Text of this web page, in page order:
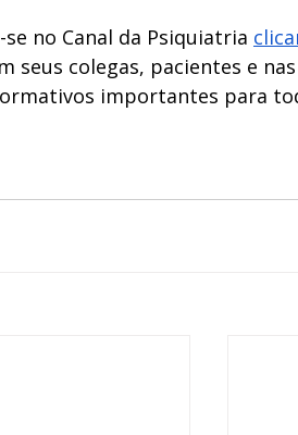
no Canal da Psiquiatria
seus colegas, pacientes e
importantes para